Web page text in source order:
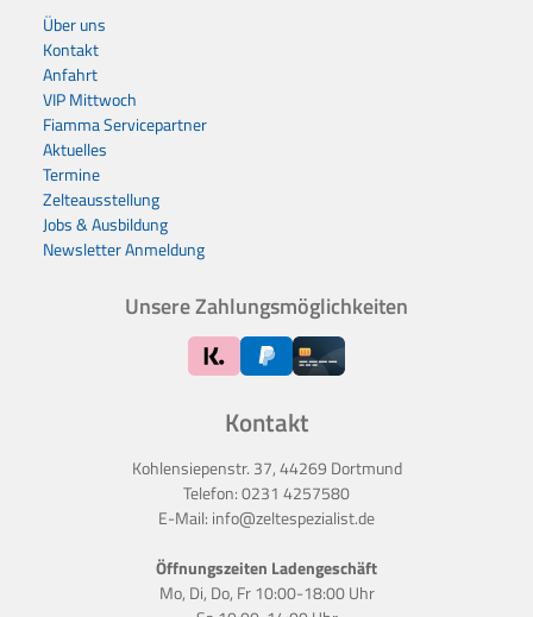
Über uns
Kontakt
Anfahrt
VIP Mittwoch
Fiamma Servicepartner
Aktuelles
Termine
Zelteausstellung
Jobs & Ausbildung
Newsletter Anmeldung
Kontakt
Kohlensiepenstr. 37, 44269 Dortmund
Telefon:0231 4257580
E-Mail: info@zeltespezialist.de
Öffnungszeiten Ladengeschäft
Mo, Di, Do, Fr 10:00-18:00 Uhr
Unsere Zahlungsmöglichkeiten